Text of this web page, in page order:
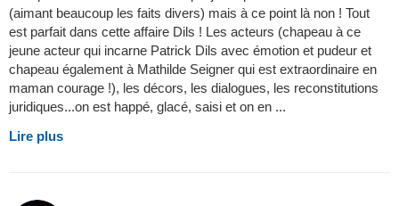
(aimant beaucoup les faits divers) mais à ce point là non ! Tout
est parfait dans cette affaire Dils ! Les acteurs (chapeau à ce
jeune acteur qui incarne Patrick Dils avec émotion et pudeur et
chapeau également à Mathilde Seigner qui est extraordinaire en
maman courage !), les décors, les dialogues, les reconstitutions
juridiques...on est happé, glacé, saisi et on en ...
Lire plus